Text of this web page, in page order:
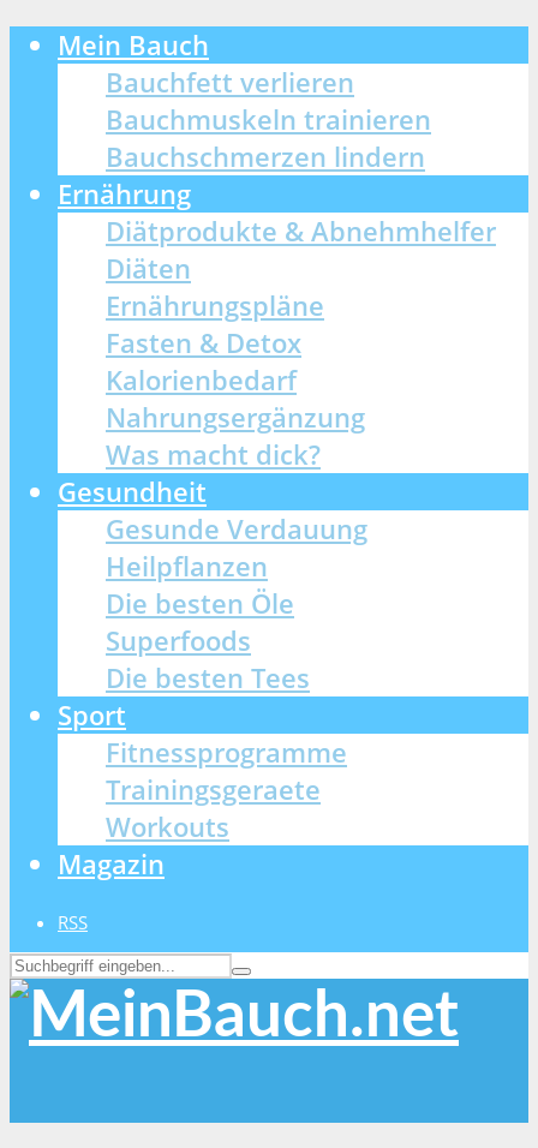
Mein Bauch
Bauchfett verlieren
Bauchmuskeln trainieren
Bauchschmerzen lindern
Ernährung
Diätprodukte & Abnehmhelfer
Diäten
Ernährungspläne
Fasten & Detox
Kalorienbedarf
Nahrungsergänzung
Was macht dick?
Gesundheit
Gesunde Verdauung
Heilpflanzen
Die besten Öle
Superfoods
Die besten Tees
Sport
Fitnessprogramme
Trainingsgeraete
Workouts
Magazin
RSS